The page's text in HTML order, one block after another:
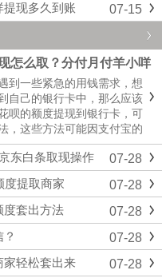
07-15
现多久到账
怎么取？分付月付羊小咩
到一些紧急的用钱需求，想
自己的银行卡中，那么应该
呗的额度提现到银行卡，可
，这些方法可能因支付宝的
，且并非所有用户都能使用
取现需求，可以联系我们进
一个合规的取现方案。花呗
07-28
东白条取现操作
07-28
度提取商家
07-28
度套出方法
07-28
07-28
家轻松套出来